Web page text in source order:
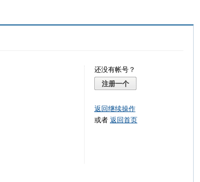
还没有帐号？
注册一个
返回继续操作
或者 返回首页